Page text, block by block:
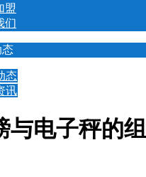
盟
们
态
态
讯
与电子秤的